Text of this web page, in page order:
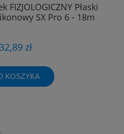
FIZJOLOGICZNY Płaski
SX Pro 6 - 18m
32,89 zł
KOSZYKA